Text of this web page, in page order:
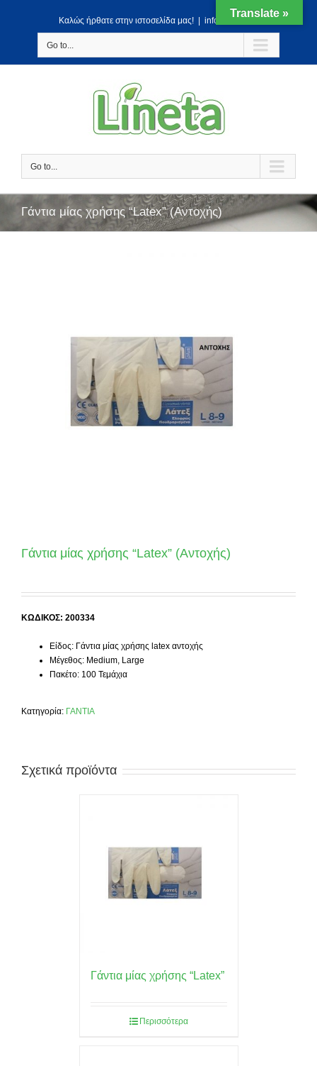
Kαλώς ήρθατε στην ιστοσελίδα μας! info@lineta.gr
Go to...
Go to...
Γάντια μίας χρήσης “Latex” (Αντοχής)
Γάντια μίας χρήσης “Latex” (Αντοχής)
ΚΩΔΙΚΟΣ: 200334
Είδος: Γάντια μίας χρήσης latex αντοχής
Μέγεθος: Medium, Large
Πακέτο: 100 Τεμάχια
Κατηγορία: ΓΑΝΤΙΑ
Σχετικά προϊόντα
Γάντια μίας χρήσης “Latex”
Περισσότερα
Translate »